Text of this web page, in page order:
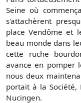
Seine où
s'attachèrent
place Vendôme et
beau monde dans
cette ruche
avance en pomper
nous deux
portait à la Société,
Nucingen.